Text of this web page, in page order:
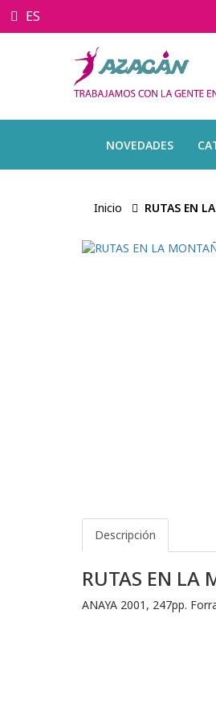
ES
NOVEDADES
Inicio RUTAS EN
Descripción
RUTAS EN LA
ANAYA 2001, 247pp.